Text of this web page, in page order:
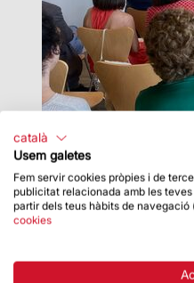
català
Usem galetes
Fem servir cookies pròpies i de
publicitat relacionada amb les
partir dels teus hàbits de
cookies